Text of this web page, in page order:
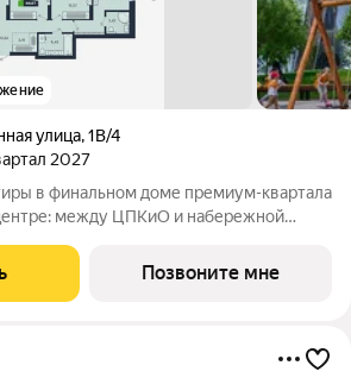
улица,1В/4
2027
в финальном доме премиум-квартала
панорамным остеклением,
виды, и
Позвоните мне